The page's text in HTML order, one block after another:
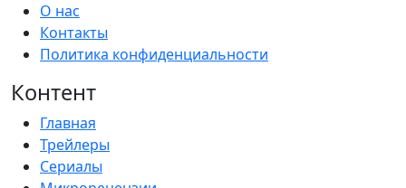
О нас
Контакты
Политика конфиденциальности
Контент
Главная
Трейлеры
Сериалы